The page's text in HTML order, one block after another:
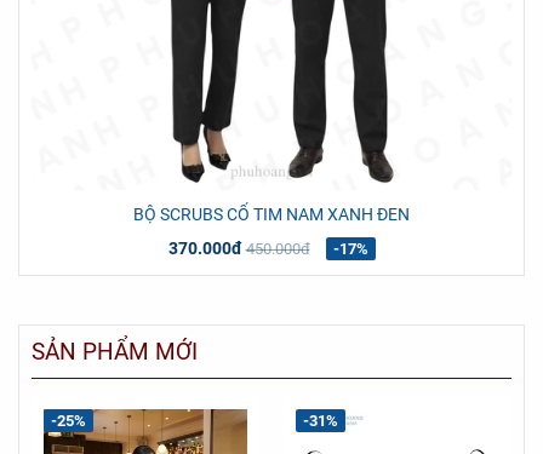
BỘ SCRUBS CỔ TIM NAM XANH ĐEN
370.000đ 450.000đ -17%
SẢN PHẨM MỚI
-25% -31%